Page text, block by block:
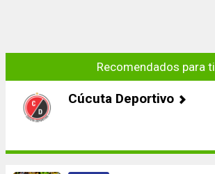
Recomendados para ti
Cúcuta Deportivo